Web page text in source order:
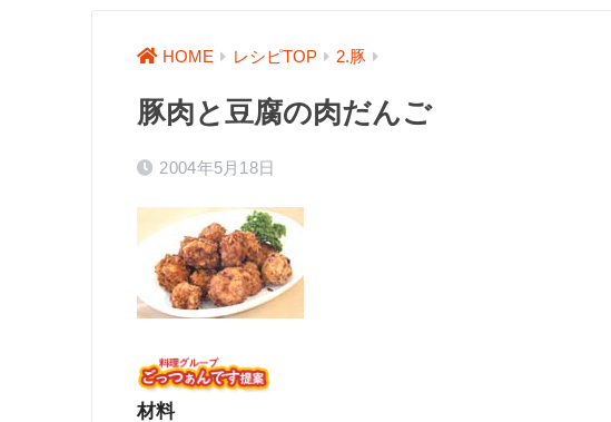
HOME レシピTOP 2.豚
豚肉と豆腐の肉だんご
2004年5月18日
材料